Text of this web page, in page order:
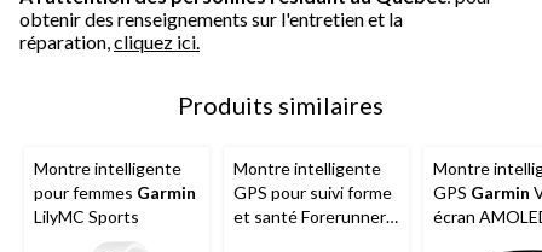
obtenir des renseignements sur l'entretien et la
réparation, cliquez ici.
Produits similaires
Montre intelligente
pour femmes Garmin
LilyMC Sports
Montre intelligente
GPS pour suivi forme
et santé Forerunner
Montre
GPS Garmin
écran